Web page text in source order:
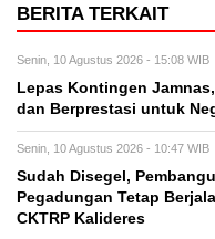
BERITA TERKAIT
Senin, 10 Agustus 2026 - 15:08 WIB
Lepas Kontingen
dan Berprestasi untuk
Senin, 10 Agustus 2026 - 10:47 WIB
Sudah Disegel,
Pegadungan Tetap
CKTRP Kalideres